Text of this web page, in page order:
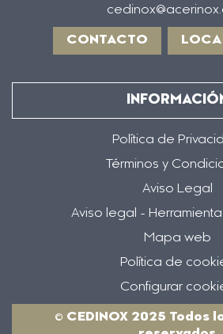
CONTACTO
Política de
Términos y
Aviso Legal
Aviso legal -
Mapa web
Política de
Configurar
© CEDINOX 2025 Todos